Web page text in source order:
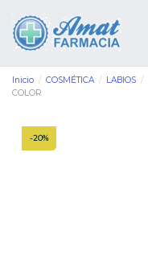
Inicio COSMÉTICA LABIOS
COLOR
-20%